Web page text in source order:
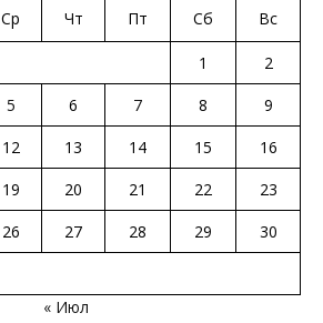
Ср Чт Пт Сб Вс
1
2
5 6 7 8
9
12 13 14 15
16
19 20 21 22
23
26 27 28 29
30
« Июл